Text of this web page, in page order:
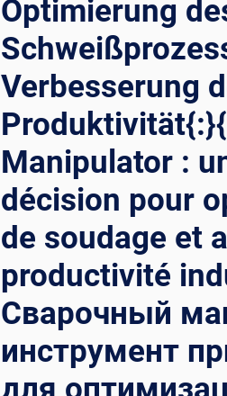
Optimierung
Verbesserung
Manipulator :
décision pour
de soudage et
productivité
Сварочный
инструмент